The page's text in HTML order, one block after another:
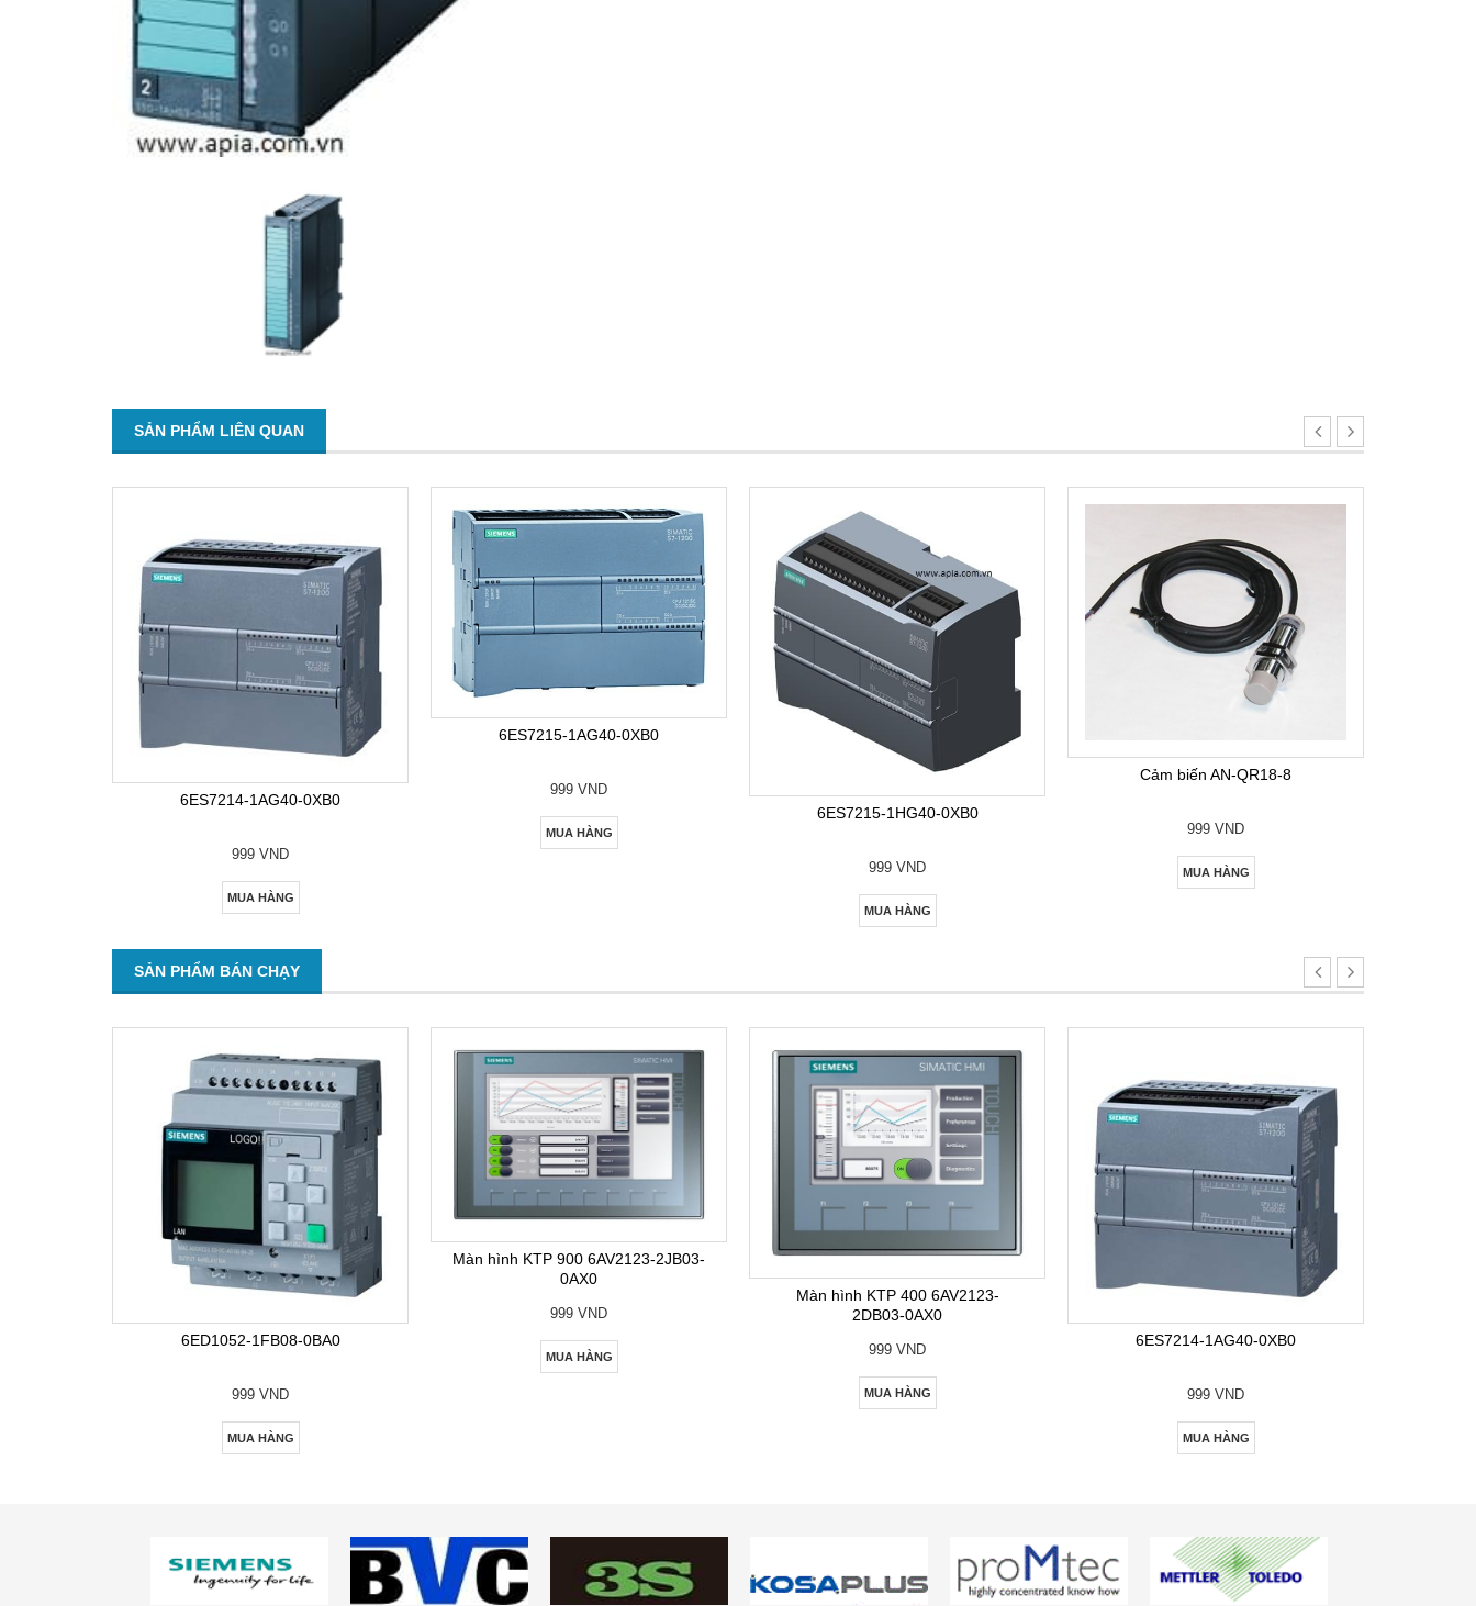
SẢN PHẨM LIÊN QUAN
6ES7214-1AG40-0XB0
999 VND
MUA HÀNG
6ES7215-1AG40-0XB0
999 VND
MUA HÀNG
6ES7215-1HG40-0XB0
999 VND
MUA HÀNG
Cảm biến AN-QR18-8
999 VND
MUA HÀNG
SẢN PHẨM BÁN CHẠY
6ED1052-1FB08-0BA0
999 VND
MUA HÀNG
Màn hình KTP 900 6AV2123-2JB03-
0AX0
999 VND
MUA HÀNG
Màn hình KTP 400 6AV2123-
2DB03-0AX0
999 VND
MUA HÀNG
6ES7214-1AG40-0XB0
999 VND
MUA HÀNG